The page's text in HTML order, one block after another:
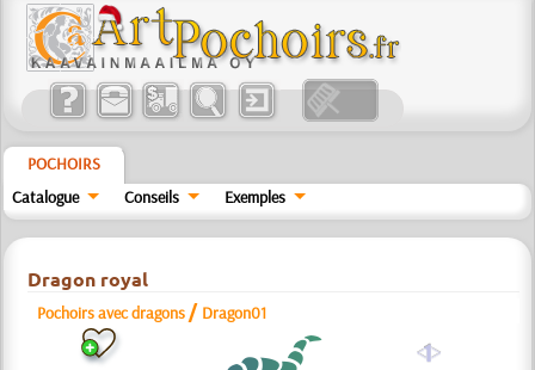
POCHOIRS
Catalogue
Conseils Exemples
Dragon royal
Pochoirs avec dragons / Dragon01
a